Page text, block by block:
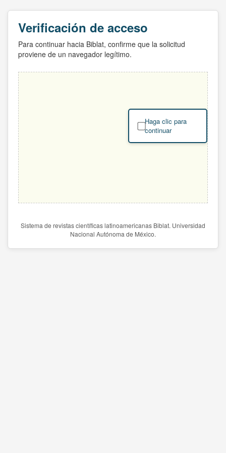
Verificación de acceso
Para continuar hacia Biblat, confirme que la solicitud
proviene de un navegador legítimo.
Haga clic para
continuar
Sistema de revistas científicas latinoamericanas Biblat. Universidad
Nacional Autónoma de México.